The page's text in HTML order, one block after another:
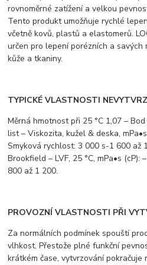
rovnoměrné zatížení a velkou
Tento produkt umožňuje rychlé
včetně kovů, plastů a elastomerů.
určen pro lepení porézních a savých
kůže a tkaniny.
TYPICKÉ VLASTNOSTI
Měrná hmotnost při 25 °C 1,07 –
list – Viskozita, kužel & deska,
Smyková rychlost: 3 000 s-1 600 až
Brookfield – LVF, 25 °C, mPa•s
800 až 1 200.
PROVOZNÍ VLASTNOSTI PŘI
Za normálních podmínek spouští
vlhkost. Přestože plné funkční
krátkém čase, vytvrzování pokračuje